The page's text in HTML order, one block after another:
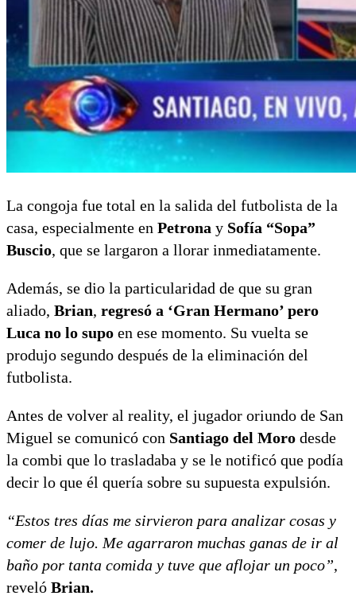
La congoja fue total en la salida del futbolista de la
casa, especialmente en Petrona y Sofía “Sopa”
Buscio, que se largaron a llorar inmediatamente.
Además, se dio la particularidad de que su gran
aliado, Brian, regresó a ‘Gran Hermano’ pero
Luca no lo supo en ese momento. Su vuelta se
produjo segundo después de la eliminación del
futbolista.
Antes de volver al reality, el jugador oriundo de San
Miguel se comunicó con Santiago del Moro desde
la combi que lo trasladaba y se le notificó que podía
decir lo que él quería sobre su supuesta expulsión.
“Estos tres días me sirvieron para analizar cosas y
comer de lujo. Me agarraron muchas ganas de ir al
baño por tanta comida y tuve que aflojar un poco”,
reveló Brian.